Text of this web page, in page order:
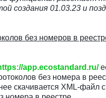
создания 01.03.23 и
без номеров в
app.ecostandard.ru/
без номера в
скачивается XML-файл с